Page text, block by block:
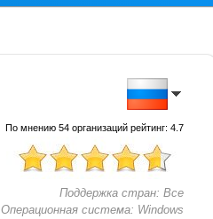
По мнению 54 организаций рейтинг: 4.7
Поддержка стран: Все
Операционная система: Windows